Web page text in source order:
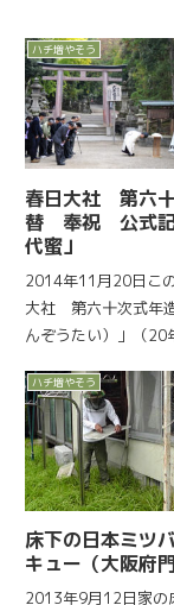
ミツバチを守ろうと
でさえ誤解していま
と誤解だらけの養蜂
現在、明治時代にア
ハチ増やそう
春日大社 第六
替 奉祝 公式記
代蜜」
2014年11月20日こ
大社 第六十次式年
んぞうたい）」（20
ご協力するために観
〈大和ミツバチ研究
蜜」を春日大社の「
念品特設売店」にて
ハチ増やそう
床下の日本ミツ
キュー（大阪府
2013年9月12日家の